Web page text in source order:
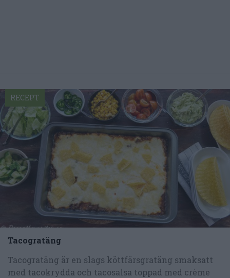
Tacogratäng
Tacogratäng är en slags köttfärsgratäng smaksatt
med tacokrydda och tacosalsa toppad med crème
RECEPT